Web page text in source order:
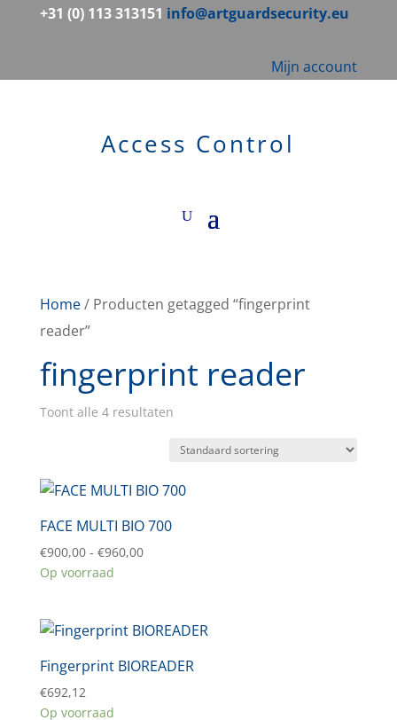
+31 (0) 113 313151 info@artguardsecurity.eu
Mijn account
Access Control
Home/ Producten getagged “fingerprint
reader”
fingerprint reader
Toont alle 4 resultaten
FACE MULTI BIO 700
€900,00 - €960,00Prijsklasse:
Op voorraad
Fingerprint BIOREADER
€692,12
Op voorraad